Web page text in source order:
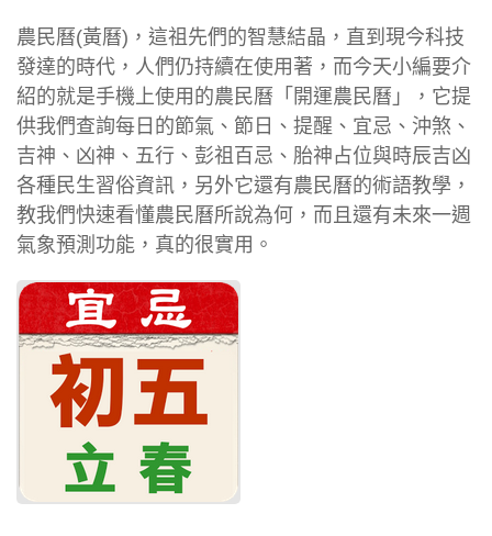
農民曆(黃曆)，這祖先們的智慧結晶，直到現今科技
發達的時代，人們仍持續在使用著，而今天小編要介
紹的就是手機上使用的農民曆「開運農民曆」，它提
供我們查詢每日的節氣、節日、提醒、宜忌、沖煞、
吉神、凶神、五行、彭祖百忌、胎神占位與時辰吉凶
各種民生習俗資訊，另外它還有農民曆的術語教學，
教我們快速看懂農民曆所說為何，而且還有未來一週
氣象預測功能，真的很實用。